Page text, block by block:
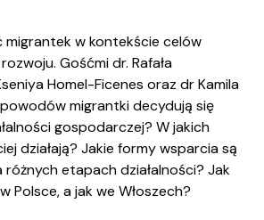
migrantek w kontekście celów
Gośćmi dr. Rafała
Homel-Ficenes oraz dr Kamila
powodów migrantki decydują się
gospodarczej? W jakich
działają? Jakie formy wsparcia są
etapach działalności? Jak
Polsce, a jak we Włoszech?